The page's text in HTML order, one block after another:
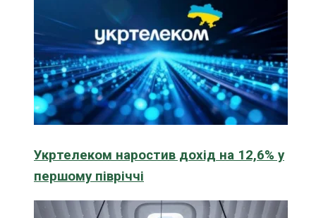
Укртелеком наростив дохід на 12,6% у
першому півріччі